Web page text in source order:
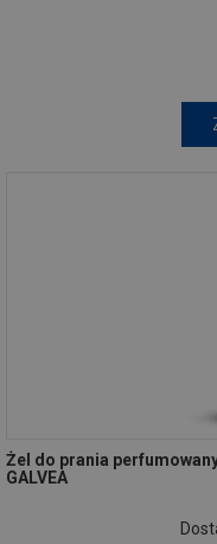
Żel do prania
GALVEA